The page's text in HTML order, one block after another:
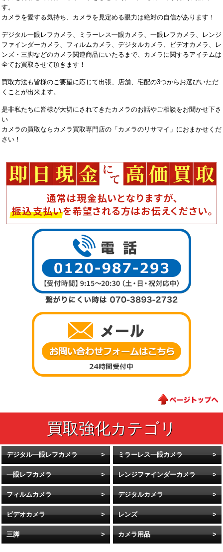
す。
カメラを愛する気持ち、カメラを見定める眼力は絶対の自信があります！
デジタル一眼レフカメラ、ミラーレス一眼カメラ、一眼レフカメラ、レンジ
ファインダーカメラ、フィルムカメラ、デジタルカメラ、ビデオカメラ、レ
ンズ・三脚などのカメラ関連商品にいたるまで、カメラに関するアイテムは
全てお買取させて頂きます！
買取方法も皆様のご要望に応じて出張、店舗、宅配の3つからお選びいただ
くことが出来ます。
是非私たちに皆様が大切にされてきたカメラのお話やご相談をお聞かせ下さ
い
カメラの買取ならカメラ買取専門店の「カメラのリサマイ」におまかせくだ
さい！
デジタル一眼レフカメラ ミラーレス一眼カメラ
一眼レフカメラ レンジファインダーカメラ
フィルムカメラ デジタルカメラ
ビデオカメラ レンズ
三脚 カメラ用品